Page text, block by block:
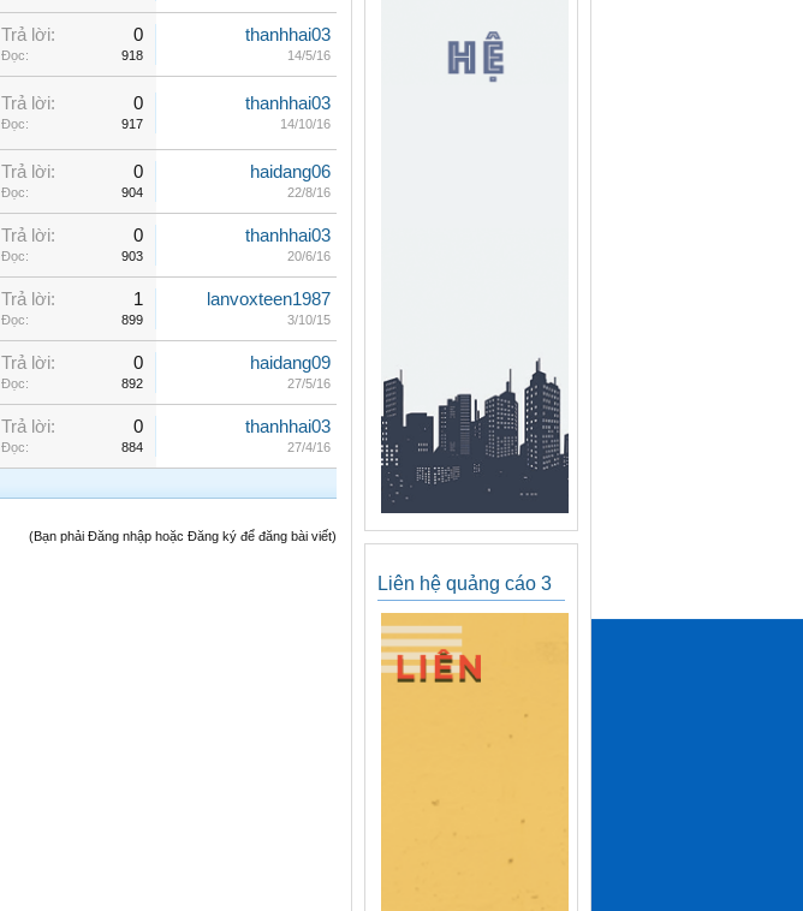
Trả lời: 0
Đọc: 918
thanhhai03
14/5/16
Trả lời: 0
Đọc: 917
thanhhai03
14/10/16
Trả lời: 0
Đọc: 904
haidang06
22/8/16
Trả lời: 0
Đọc: 903
thanhhai03
20/6/16
Trả lời: 1
Đọc: 899
lanvoxteen1987
3/10/15
Trả lời: 0
Đọc: 892
haidang09
27/5/16
Trả lời: 0
Đọc: 884
thanhhai03
27/4/16
(Bạn phải Đăng nhập hoặc Đăng ký để đăng bài viết)
Liên hệ quảng cáo 3